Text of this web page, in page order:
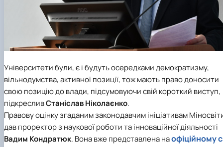
Університети були, є і будуть осередками демократизму,
вільнодумства, активної позиції, тож мають право доносити
свою позицію до влади, підсумовуючи свій короткий виступ,
підкресливСтаніслав Ніколаєнко.
Правову оцінку згаданим законодавчим ініціативам
дав проректор з наукової роботи та інноваційної діяльності
Вадим Кондратюк. Вона вже представлена наофіційному